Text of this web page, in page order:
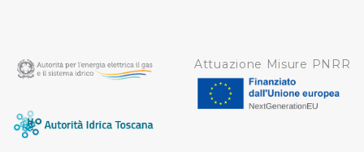
Attuazione Misure PNRR